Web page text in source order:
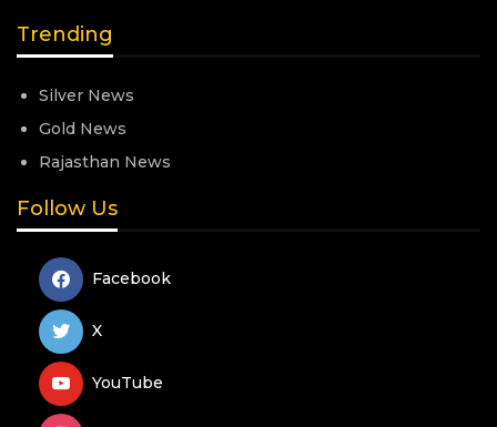
Trending
Silver News
Gold News
Rajasthan News
Follow Us
Facebook
X
YouTube